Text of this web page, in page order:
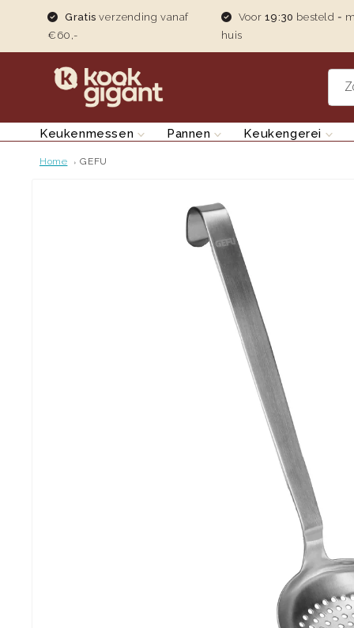
naar de content
Gratis verzending vanaf
€60,-
Voor 19:30 besteld =
huis
Keukenmessen Pannen Keukengerei
Home GEFU